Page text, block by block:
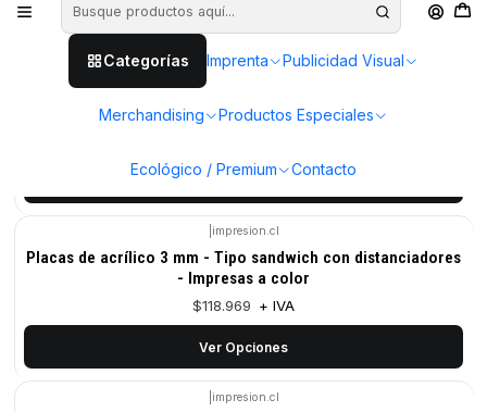
Categorías Imprenta Publicidad Visual
Merchandising Productos Especiales
Ecológico / Premium Contacto
Ver Opciones
|impresion.cl
Placas de acrílico 5 mm con distanciadores - Impresa a
color
Ver Opciones
impresion.cl
Placas de acrílico 3 mm - Tipo sandwich con distanciadores
- Impresas a color
$118.969 + IVA
Ver Opciones
impresion.cl